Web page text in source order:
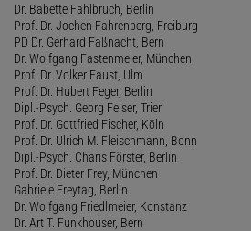
Dr. Babette Fahlbruch, Berlin
Prof. Dr. Jochen Fahrenberg, Freiburg
PD Dr. Gerhard Faßnacht, Bern
Dr. Wolfgang Fastenmeier, München
Prof. Dr. Volker Faust, Ulm
Prof. Dr. Hubert Feger, Berlin
Dipl.-Psych. Georg Felser, Trier
Prof. Dr. Gottfried Fischer, Köln
Prof. Dr. Ulrich M. Fleischmann, Bonn
Dipl.-Psych. Charis Förster, Berlin
Prof. Dr. Dieter Frey, München
Gabriele Freytag, Berlin
Dr. Wolfgang Friedlmeier, Konstanz
Dr. Art T. Funkhouser, Bern